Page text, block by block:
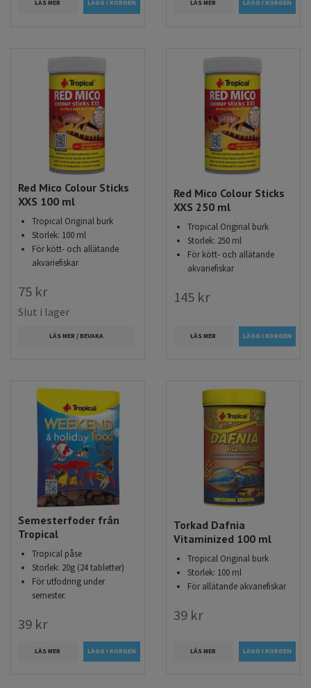
LÄS MER LÄS MER
Red Mico Colour Sticks
XXS 100 ml
Tropical Original burk
Storlek: 100 ml
För kött- och allätande
akvariefiskar
75 kr
Slut i lager
LÄS MER / BEVAKA
Red Mico Colour Sticks
XXS 250 ml
Tropical Original burk
Storlek: 250 ml
För kött- och allätande
akvariefiskar
145 kr
LÄS MER
Semesterfoder från
Tropical
Tropical påse
Storlek: 20g (24 tabletter)
För utfodring under
semester.
39 kr
LÄS MER
Torkad Dafnia
Vitaminized 100 ml
Tropical Original burk
Storlek: 100 ml
För allätande akvariefiskar
39 kr
LÄS MER